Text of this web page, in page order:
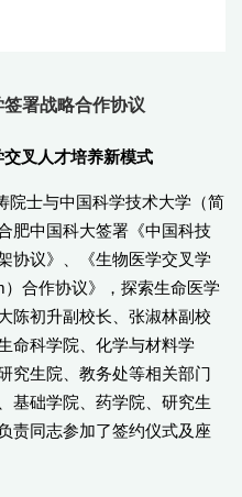
署战略合作协议
叉人才培养新模式
士与中国科学技术大学（简
肥中国科大签署《中国科技
协议》、《生物医学交叉学
合作协议》，探索生命医学
陈初升副校长、张淑林副校
命科学院、化学与材料学
究生院、教务处等相关部门
基础学院、药学院、研究生
责同志参加了签约仪式及座